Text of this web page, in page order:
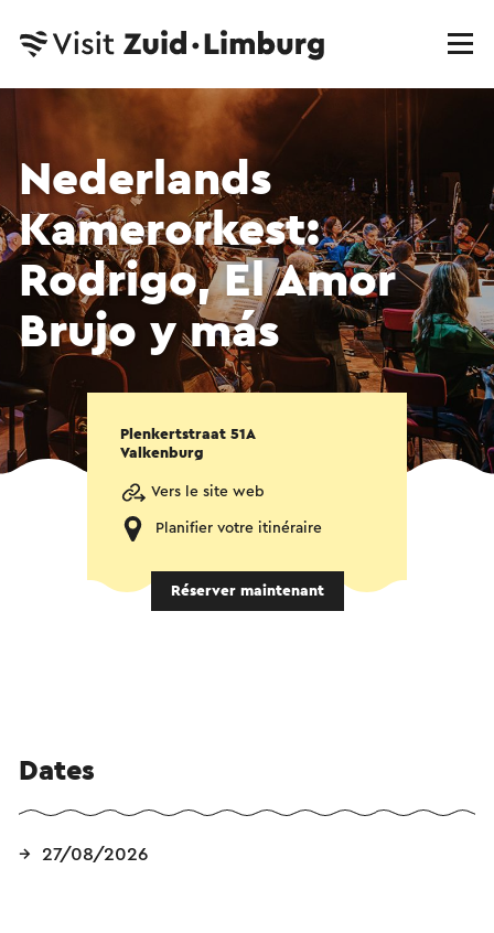
Nederlands
Kamerorkest:
Rodrigo, El Amor
Brujo y más
Plenkertstraat 51A
Valkenburg
Vers le site web
Planifier votre itinéraire
Réserver maintenant
Dates
27/08/2026